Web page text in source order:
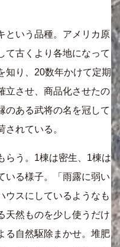
という品種。アメリカ原
て古くより各地になって
知り、20数年かけて定期
立させ、商品化させたの
のある武将の名を冠して
されている。
らう。1棟は密生、1棟は
いる様子。「雨露に弱い
ウスにしているようなも
天然ものを少し使うだけ
る自然駆除まかせ。堆肥